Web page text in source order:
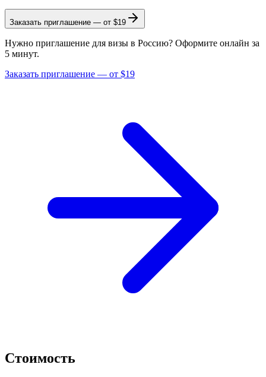
Заказать приглашение — от $19
Нужно приглашение для визы в Россию? Оформите онлайн за
5 минут.
Заказать приглашение — от $19
Стоимость